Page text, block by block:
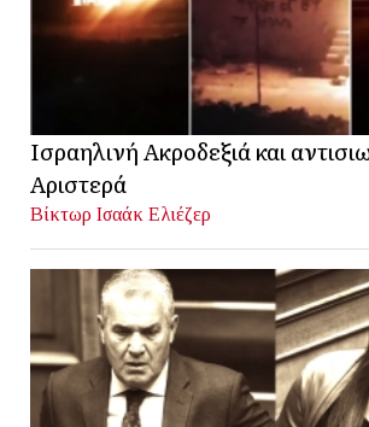
Ισραηλινή Ακροδεξιά και
Αριστερά
Βίκτωρ Ισαάκ Ελιέζερ